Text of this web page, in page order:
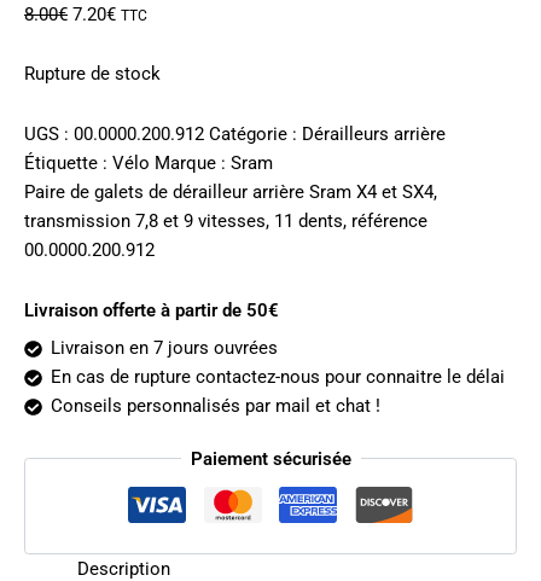
8.00€ Le
initial
8.00€.
7.20€Le
actuel
7.20€.
TTC
Rupture de stock
UGS : 00.0000.200.912 Catégorie : Dérailleurs arrière
Étiquette : Vélo Marque : Sram
Paire de galets de dérailleur arrière Sram X4 et SX4,
transmission 7,8 et 9 vitesses, 11 dents, référence
00.0000.200.912
Livraison offerte à partir de 50€
Livraison en 7 jours ouvrées
En cas de rupture contactez-nous pour connaitre le délai
Conseils personnalisés par mail et chat !
Paiement sécurisée
Description